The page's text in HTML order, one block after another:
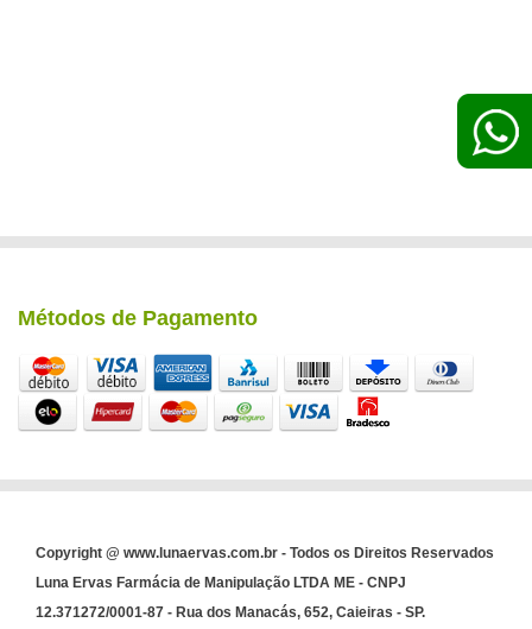
Métodos de Pagamento
Copyright @ www.lunaervas.com.br - Todos os Direitos Reservados
Luna Ervas Farmácia de Manipulação LTDA ME - CNPJ
12.371272/0001-87 - Rua dos Manacás, 652, Caieiras - SP.